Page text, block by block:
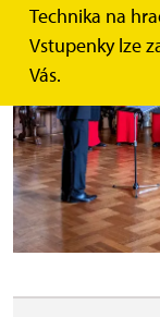
Technika na
Vstupenky lze
Vás.